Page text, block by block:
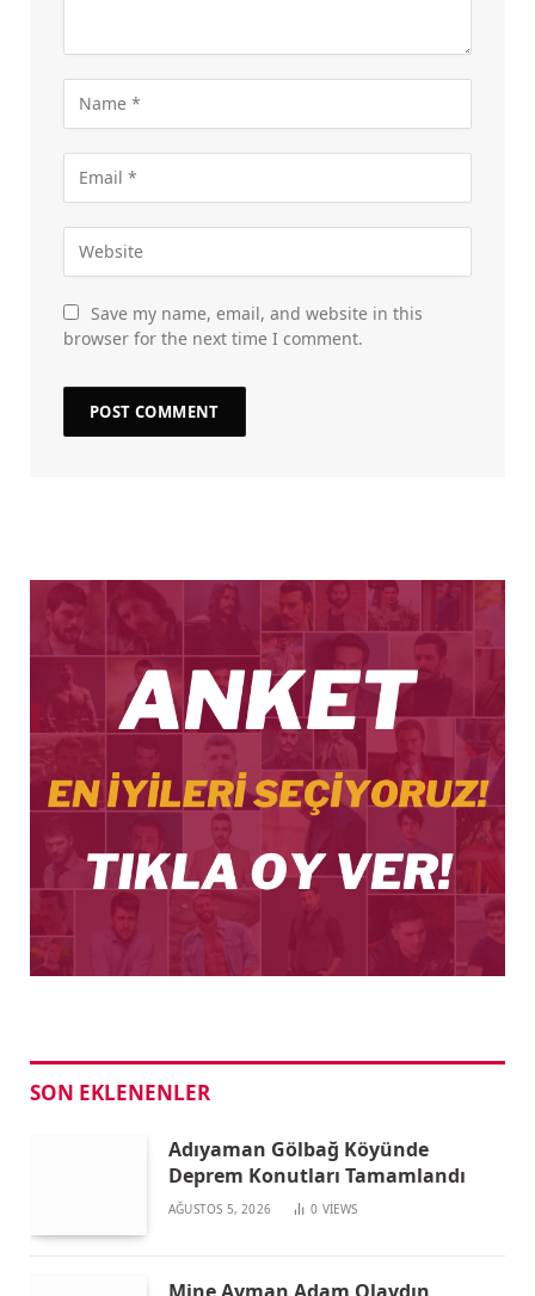
Save my name, email, and website in this
browser for the next time I comment.
SON EKLENENLER
Adıyaman Gölbağ Köyünde
Deprem Konutları Tamamlandı
AĞUSTOS 5, 2026 0 VIEWS